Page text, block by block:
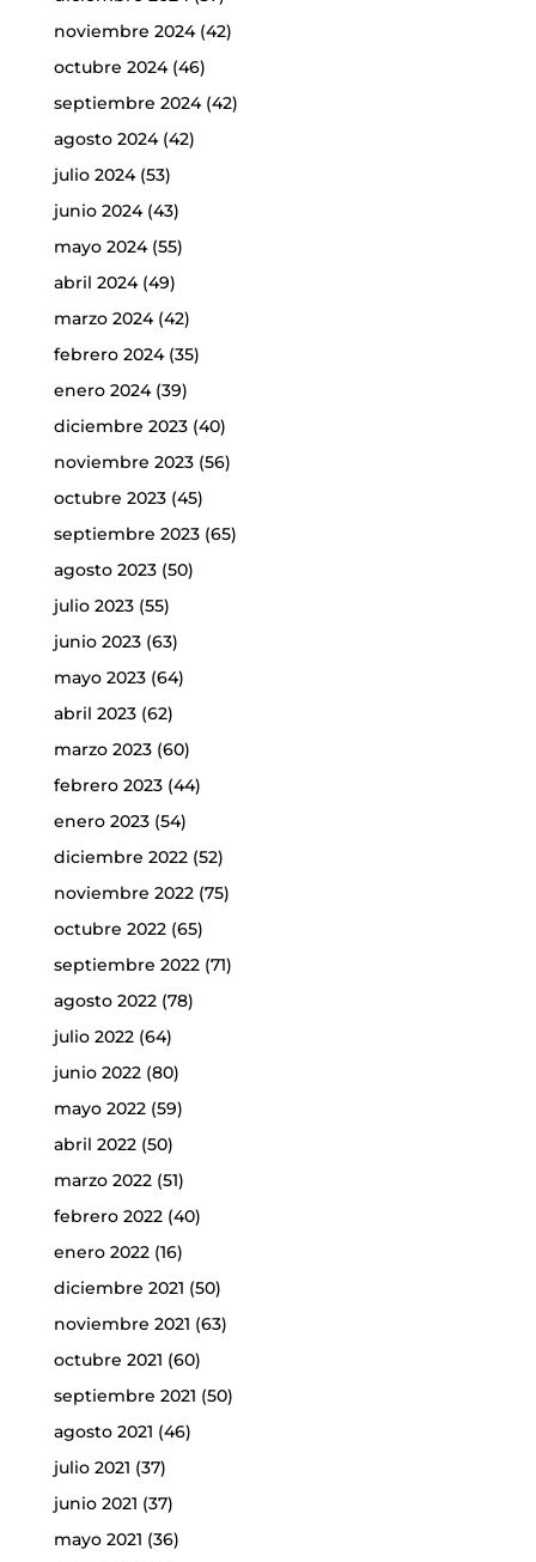
noviembre 2024(42)
octubre 2024(46)
septiembre 2024(42)
agosto 2024(42)
julio 2024(53)
junio 2024(43)
mayo 2024(55)
abril 2024(49)
marzo 2024(42)
febrero 2024(35)
enero 2024(39)
diciembre 2023(40)
noviembre 2023(56)
octubre 2023(45)
septiembre 2023(65)
agosto 2023(50)
julio 2023(55)
junio 2023(63)
mayo 2023(64)
abril 2023(62)
marzo 2023(60)
febrero 2023(44)
enero 2023(54)
diciembre 2022(52)
noviembre 2022(75)
octubre 2022(65)
septiembre 2022(71)
agosto 2022(78)
julio 2022(64)
junio 2022(80)
mayo 2022(59)
abril 2022(50)
marzo 2022(51)
febrero 2022(40)
enero 2022(16)
diciembre 2021 (50)
noviembre 2021 (63)
octubre 2021 (60)
septiembre 2021 (50)
agosto 2021 (46)
julio 2021 (37)
junio 2021 (37)
mayo 2021 (36)